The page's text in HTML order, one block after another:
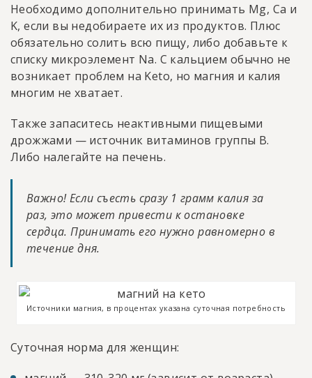
Необходимо дополнительно принимать Mg, Ca и
K, если вы недобираете их из продуктов. Плюс
обязательно солить всю пищу, либо добавьте к
списку микроэлемент Na. С кальцием обычно не
возникает проблем на Keto, но магния и калия
многим не хватает.
Также запаситесь неактивными пищевыми
дрожжами — источник витаминов группы В.
Либо налегайте на печень.
Важно! Если съесть сразу 1 грамм калия за
раз, это может привести к остановке
сердца. Принимать его нужно равномерно в
течение дня.
Источники магния, в процентах указана суточная потребность
Суточная норма для женщин: